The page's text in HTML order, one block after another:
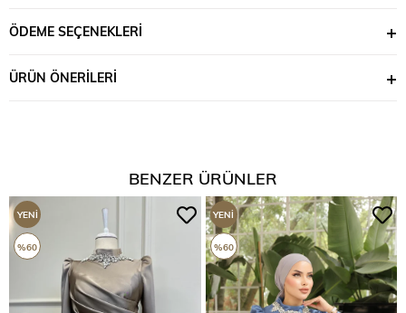
ÖDEME SEÇENEKLERI
ÜRÜN ÖNERILERI
BENZER ÜRÜNLER
YENI
ÜRÜN
%60
YENI
ÜRÜN
%60